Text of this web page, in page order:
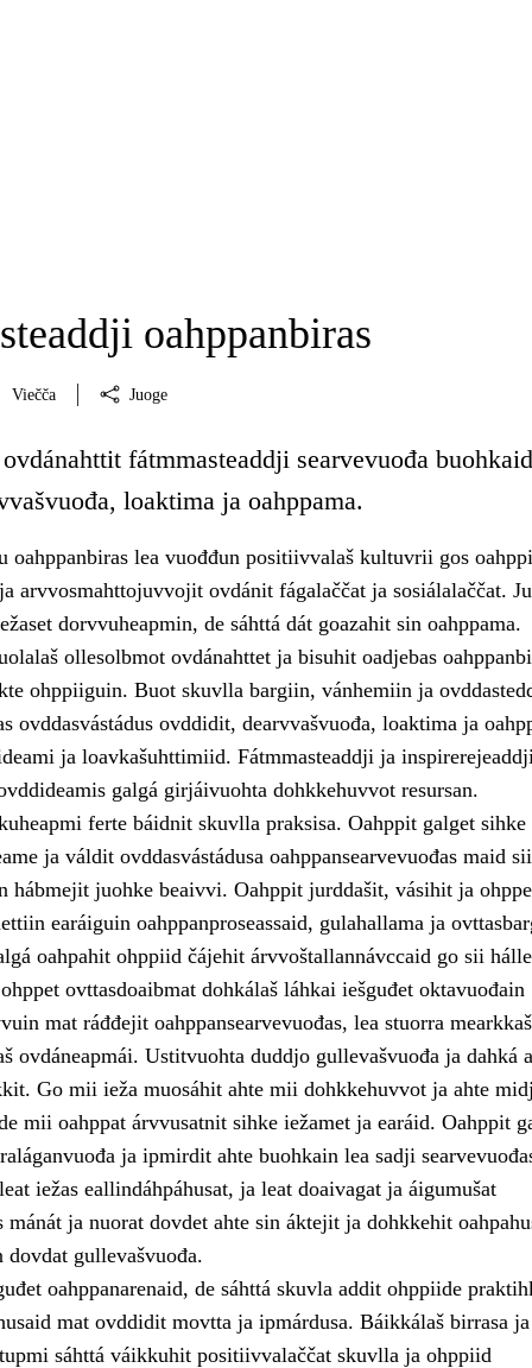
oahppanbiras
Viečča Juoge
fátmmasteaddji searvevuođa
loaktima ja oahppama.
oahppanbiras lea vuođđun positiivvalaš kultuvrii gos
arvvosmahttojuvvojit ovdánit fágalaččat ja sosiálalaččat.
dorvvuheapmin, de sáhttá dát goazahit sin oahppama.
ollesolbmot ovdánahttet ja bisuhit oadjebas
ohppiiguin. Buot skuvlla bargiin, vánhemiin ja
ovddasvástádus ovddidit, dearvvašvuođa, loaktima ja
ja loavkašuhttimiid. Fátmmasteaddji ja
galgá girjáivuohta dohkkehuvvot resursan.
ferte báidnit skuvlla praksisa. Oahppit galget sihke
ja váldit ovddasvástádusa oahppansearvevuođas maid
hábmejit juohke beaivvi. Oahppit jurddašit, vásihit ja
earáiguin oahppanproseassaid, gulahallama ja
oahpahit ohppiid čájehit árvvoštallannávccaid go sii
ovttasdoaibmat dohkálaš láhkai iešguđet oktavuođain
mat ráđđejit oahppansearvevuođas, lea stuorra
ovdáneapmái. Ustitvuohta duddjo gullevašvuođa ja dahká
Go mii ieža muosáhit ahte mii dohkkehuvvot ja ahte
mii oahppat árvvusatnit sihke iežamet ja earáid. Oahppit
ja ipmirdit ahte buohkain lea sadji
iežas eallindáhpáhusat, ja leat doaivagat ja áigumušat
mánát ja nuorat dovdet ahte sin áktejit ja dohkkehit
dovdat gullevašvuođa.
oahppanarenaid, de sáhttá skuvla addit ohppiide
mat ovddidit movtta ja ipmárdusa. Báikkálaš birrasa ja
sáhttá váikkuhit positiivvalaččat skuvlla ja ohppiid